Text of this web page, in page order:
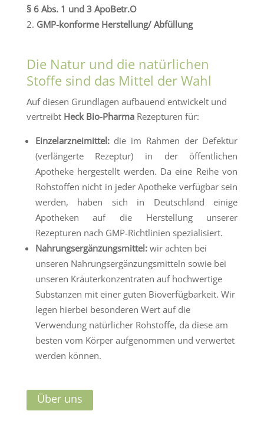
§ 6 Abs. 1 und 3 ApoBetr.O
GMP-konforme Herstellung/ Abfüllung
Die Natur und die natürlichen
Stoffe sind das Mittel der Wahl
Auf diesen Grundlagen aufbauend entwickelt und
vertreibtHeck Bio-Pharma Rezepturen für:
Einzelarzneimittel:die im Rahmen der Defektur
(verlängerte Rezeptur) in der öffentlichen
Apotheke hergestellt werden. Da eine Reihe von
Rohstoffen nicht in jeder Apotheke verfügbar sein
werden, haben sich in Deutschland einige
Apotheken auf die Herstellung unserer
Rezepturen nach GMP-Richtlinien spezialisiert.
Nahrungsergänzungsmittel: wir achten bei
unseren Nahrungsergänzungsmitteln sowie bei
unseren Kräuterkonzentraten auf hochwertige
Substanzen mit einer guten Bioverfügbarkeit. Wir
legen hierbei besonderen Wert auf die
Verwendung natürlicher Rohstoffe, da diese am
besten vom Körper aufgenommen und verwertet
werden können.
Über uns